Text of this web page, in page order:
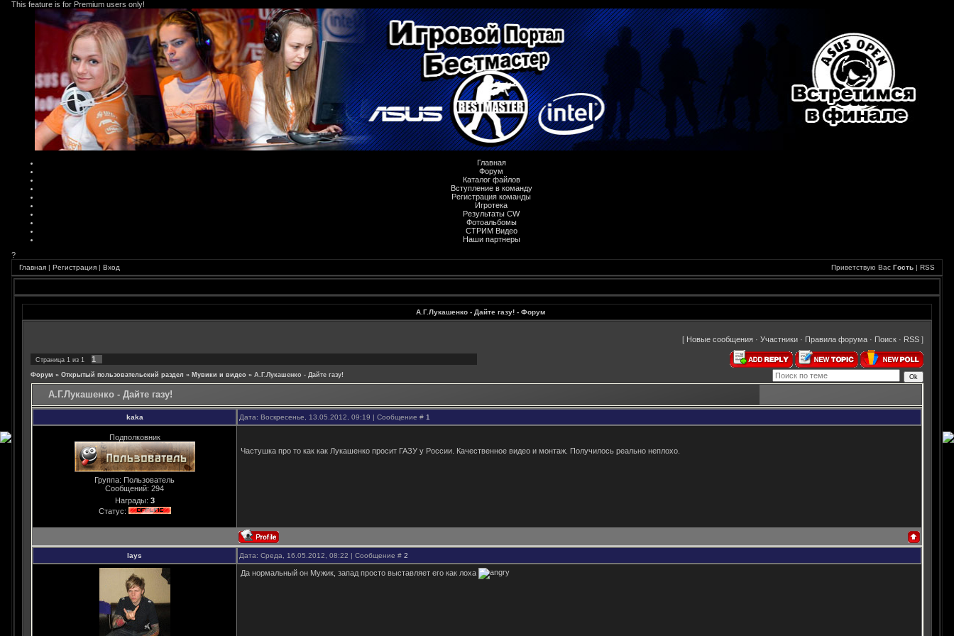
This feature is for Premium users only!
Главная
Форум
Каталог файлов
Вступление в команду
Регистрация команды
Игротека
Результаты CW
Фотоальбомы
СТРИМ Видео
Наши партнеры
?
Главная | Регистрация | Вход Приветствую Вас Гость | RSS
А.Г.Лукашенко - Дайте газу! - Форум
[ Новые сообщения · Участники · Правила форума · Поиск · RSS ]
Страница 1 из 1 1
Форум » Открытый пользовательский раздел » Мувики и видео » А.Г.Лукашенко - Дайте газу!
А.Г.Лукашенко - Дайте газу!
kaka Дата: Воскресенье, 13.05.2012, 09:19 | Сообщение # 1
Подполковник
Группа: Пользователь
Сообщений: 294
Награды: 3
Статус:
Частушка про то как как Лукашенко просит ГАЗУ у России. Качественное видео и монтаж. Получилось реально неплохо.
lays Дата: Среда, 16.05.2012, 08:22 | Сообщение # 2
Да нормальный он Мужик, запад просто выставляет его как лоха